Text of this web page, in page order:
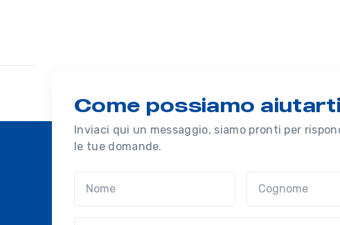
Come possiamo
Inviaci qui un messaggio, siamo pronti per
le tue domande.